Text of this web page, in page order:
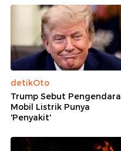
detikOto
Trump Sebut Pengendara
Mobil Listrik Punya
'Penyakit'